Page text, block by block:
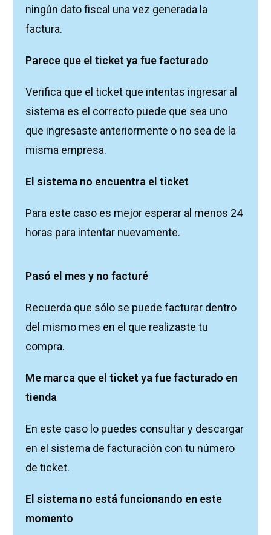
ningún dato fiscal una vez generada la
factura.
Parece que el ticket ya fue facturado
Verifica que el ticket que intentas ingresar al
sistema es el correcto puede que sea uno
que ingresaste anteriormente o no sea de la
misma empresa.
El sistema no encuentra el ticket
Para este caso es mejor esperar al menos 24
horas para intentar nuevamente.
Pasó el mes y no facturé
Recuerda que sólo se puede facturar dentro
del mismo mes en el que realizaste tu
compra.
Me marca que el ticket ya fue facturado en
tienda
En este caso lo puedes consultar y descargar
en el sistema de facturación con tu número
de ticket.
El sistema no está funcionando en este
momento